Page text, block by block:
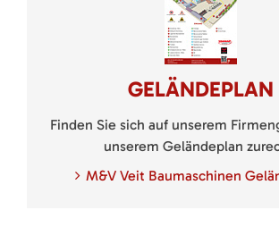
GELÄNDEPLAN
Finden Sie sich auf unserem
unserem Geländeplan
M&V Veit Baumaschinen